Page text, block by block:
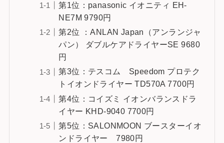
第1位：panasonic イオニティ EH-
NE7M 9790円
第2位 ：ANLAN Japan（アンランジャ
パン） ダブルケアドライヤーSE 9680
円
第3位：テスコム Speedom プロテク
トイオンドライヤー TD570A 7700円
第4位：コイズミ イオンバランスドラ
イヤー KHD-9040 7700円
第5位：SALONMOON ブースターイオ
ンドライヤー 7980円